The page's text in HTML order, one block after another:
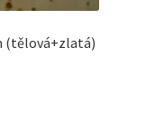
(tělová+zlatá)